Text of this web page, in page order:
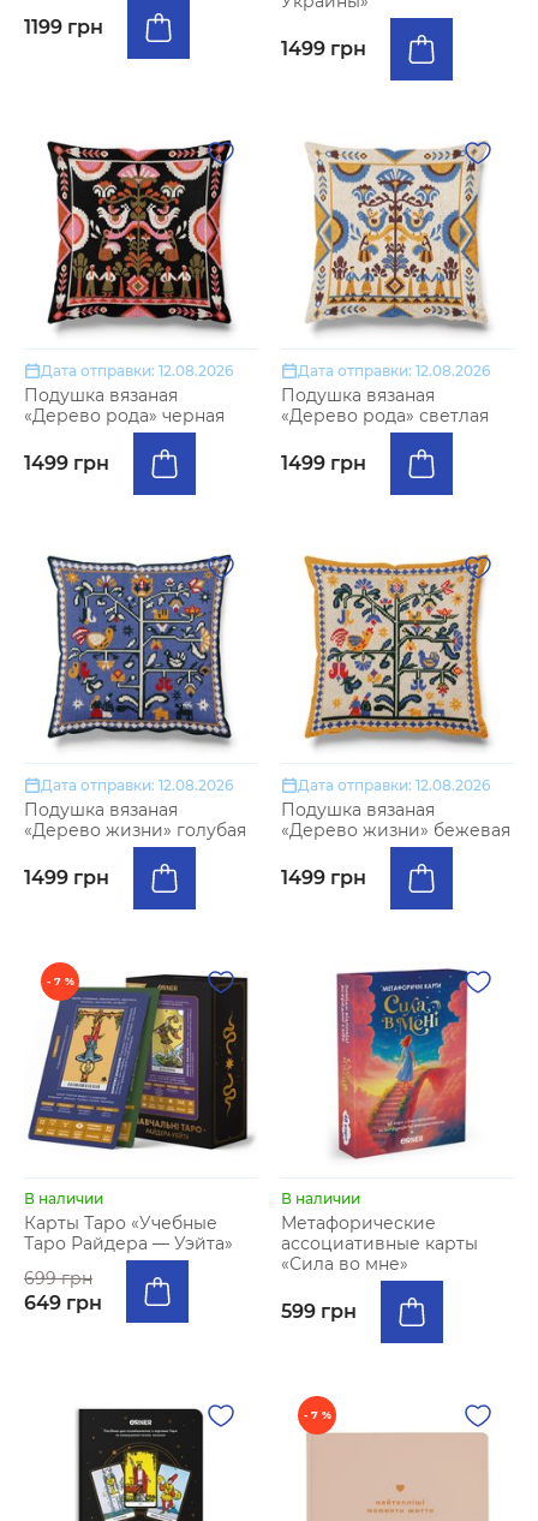
1199 грн
1499 грн
Дата отправки: 12.08.2026
Подушка вязаная
«Дерево рода» черная
1499 грн
Дата отправки: 12.08.2026
Подушка вязаная
«Дерево рода» светлая
1499 грн
Дата отправки: 12.08.2026
Подушка вязаная
«Дерево жизни» голубая
1499 грн
Дата отправки: 12.08.2026
Подушка вязаная
«Дерево жизни» бежевая
1499 грн
- 7 %
В наличии
Карты Таро «Учебные
Таро Райдера — Уэйта»
699 грн
649 грн
В наличии
Метафорические
ассоциативные карты
«Сила во мне»
599 грн
- 7 %